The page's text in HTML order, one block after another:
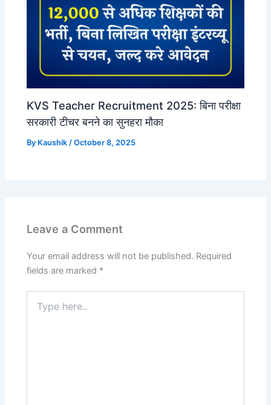
KVS Teacher Recruitment 2025: बिना परीक्षा
सरकारी टीचर बनने का सुनहरा मौका
By Kaushik /October 8, 2025
Leave a Comment
Your email address will not be published. Required
fields are marked *
here..